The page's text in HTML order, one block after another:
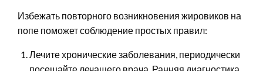
Избежать повторного возникновения жировиков на
попе поможет соблюдение простых правил:
Лечите хронические заболевания, периодически